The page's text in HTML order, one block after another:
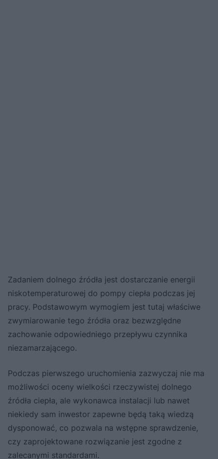
Zadaniem dolnego źródła jest dostarczanie energii
niskotemperaturowej do pompy ciepła podczas jej
pracy. Podstawowym wymogiem jest tutaj właściwe
zwymiarowanie tego źródła oraz bezwzględne
zachowanie odpowiedniego przepływu czynnika
niezamarzającego.
Podczas pierwszego uruchomienia zazwyczaj nie ma
możliwości oceny wielkości rzeczywistej dolnego
źródła ciepła, ale wykonawca instalacji lub nawet
niekiedy sam inwestor zapewne będą taką wiedzą
dysponować, co pozwala na wstępne sprawdzenie,
czy zaprojektowane rozwiązanie jest zgodne z
zalecanymi standardami.